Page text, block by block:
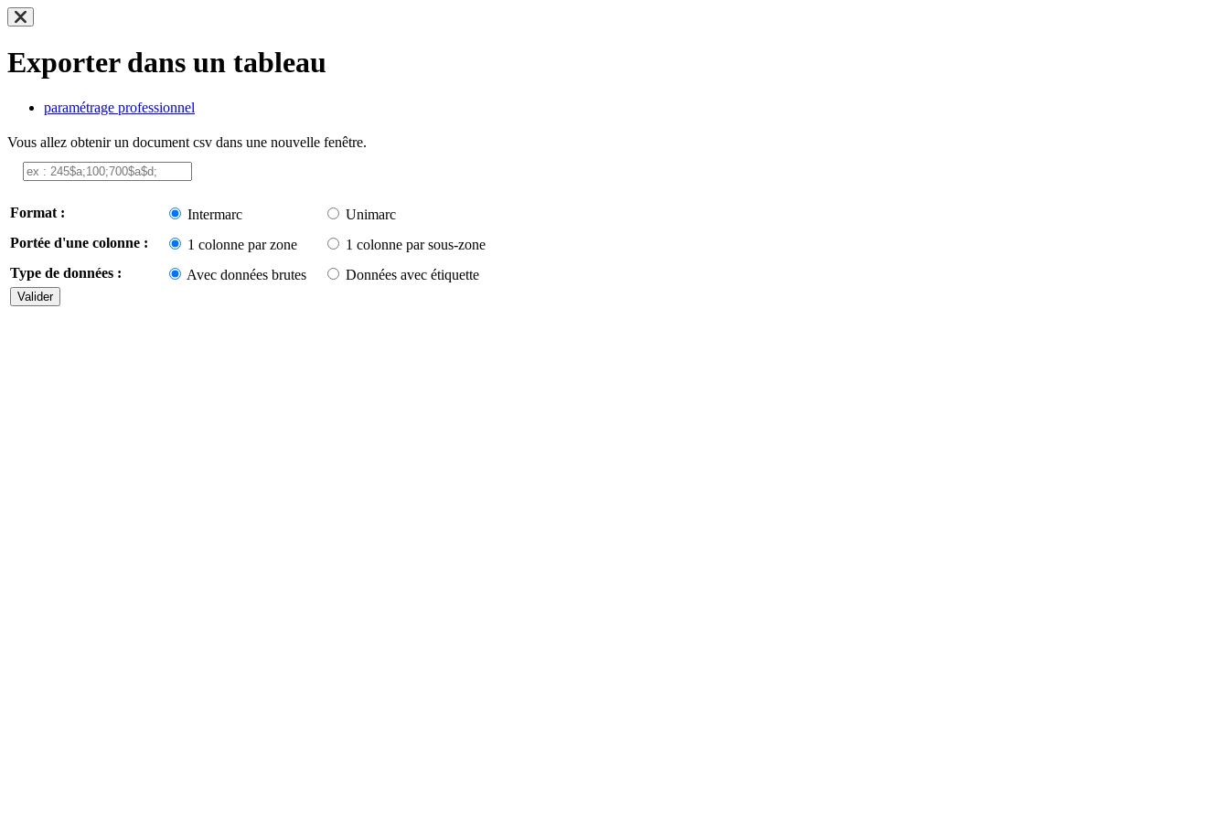
Exporter dans un tableau
paramétrage professionnel
Vous allez obtenir un document csv dans une nouvelle fenêtre.
Format : Intermarc
Unimarc
Portée d'une colonne :
1 colonne par zone
1 colonne par sous-zone
Type de données :
Avec données brutes Données avec étiquette